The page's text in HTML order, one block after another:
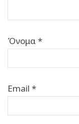
Όνομα *
Email *